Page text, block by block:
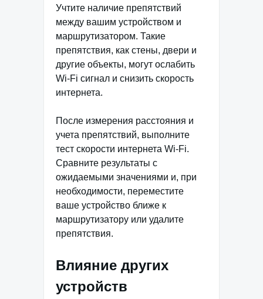
Учтите наличие препятствий
между вашим устройством и
маршрутизатором. Такие
препятствия, как стены, двери и
другие объекты, могут ослабить
Wi-Fi сигнал и снизить скорость
интернета.
После измерения расстояния и
учета препятствий, выполните
тест скорости интернета Wi-Fi.
Сравните результаты с
ожидаемыми значениями и, при
необходимости, переместите
ваше устройство ближе к
маршрутизатору или удалите
препятствия.
Влияние других
устройств